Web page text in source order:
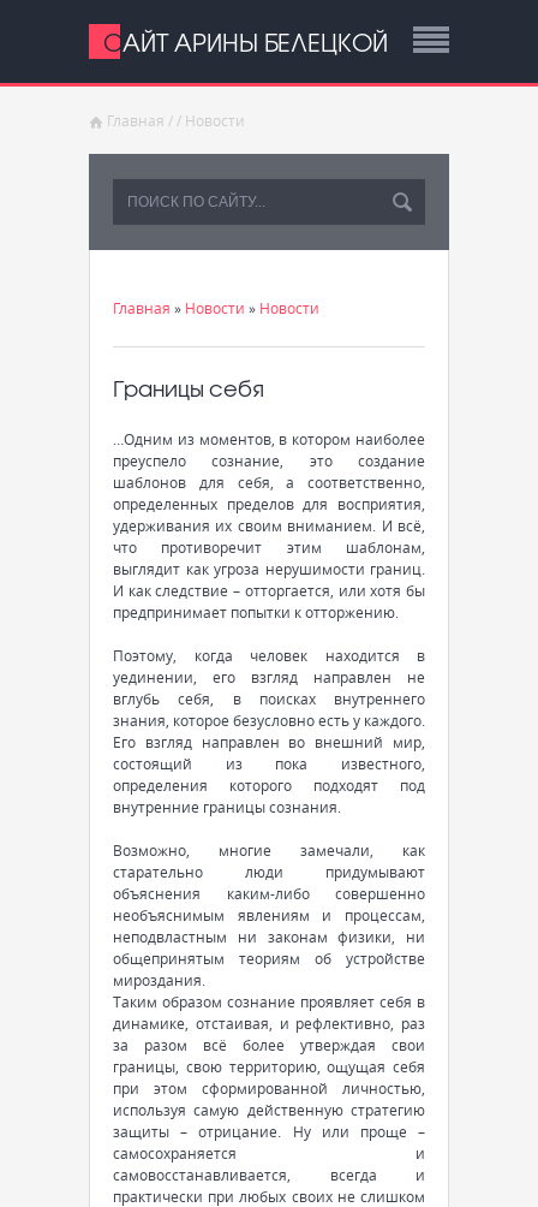
САЙТ АРИНЫ БЕЛЕЦКОЙ
Главная / / Новости
Главная » Новости » Новости
Границы себя
…Одним из моментов, в котором наиболее
преуспело сознание, это создание
шаблонов для себя, а соответственно,
определенных пределов для восприятия,
удерживания их своим вниманием. И всё,
что противоречит этим шаблонам,
выглядит как угроза нерушимости границ.
И как следствие – отторгается, или хотя бы
предпринимает попытки к отторжению.
Поэтому, когда человек находится в
уединении, его взгляд направлен не
вглубь себя, в поисках внутреннего
знания, которое безусловно есть у каждого.
Его взгляд направлен во внешний мир,
состоящий из пока известного,
определения которого подходят под
внутренние границы сознания.
Возможно, многие замечали, как
старательно люди придумывают
объяснения каким-либо совершенно
необъяснимым явлениям и процессам,
неподвластным ни законам физики, ни
общепринятым теориям об устройстве
мироздания.
Таким образом сознание проявляет себя в
динамике, отстаивая, и рефлективно, раз
за разом всё более утверждая свои
границы, свою территорию, ощущая себя
при этом сформированной личностью,
используя самую действенную стратегию
защиты – отрицание. Ну или проще –
самосохраняется и
самовосстанавливается, всегда и
практически при любых своих не слишком